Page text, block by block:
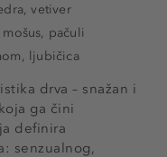
drva – snažan i
ga čini
definira
senzualnog,
vetiver
mošus, pačuli
ljubičica